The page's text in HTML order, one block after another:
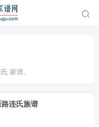
家谱。
连氏族谱